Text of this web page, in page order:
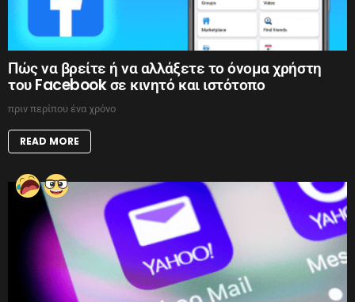
Πώς να βρείτε ή να αλλάξετε το όνομα χρήστη
του Facebook σε κινητό και ιστότοπο
πριν περίπου ένα χρόνο
READ MORE